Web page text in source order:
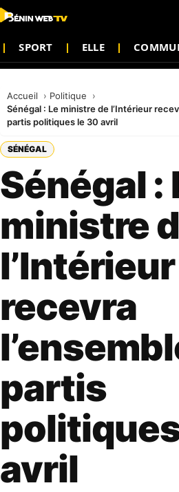
SPORT ELLE
Accueil
Politique
Sénégal : Le ministre de l’Intérieur
partis politiques le 30 avril
SÉNÉGAL
Sénégal :
ministre
l’Intérieur
recevra
partis
avril